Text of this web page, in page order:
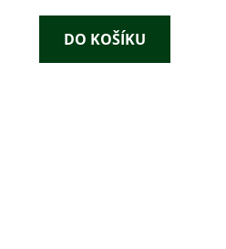
DO KOŠÍKU